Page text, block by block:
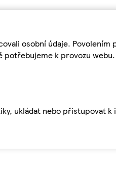
osobní údaje.
k provozu
ukládat nebo přistupovat k